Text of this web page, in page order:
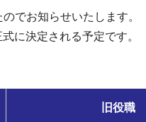
でお知らせいたします。
に決定される予定です。
旧役職